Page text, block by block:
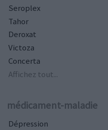
Seroplex
Tahor
Deroxat
Victoza
Concerta
Affichez tout...
médicament-maladie
Dépression